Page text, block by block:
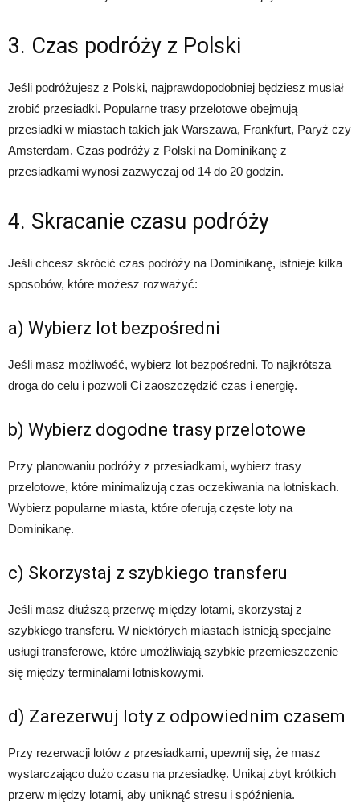
3. Czas podróży z Polski
Jeśli podróżujesz z Polski, najprawdopodobniej będziesz musiał
zrobić przesiadki. Popularne trasy przelotowe obejmują
przesiadki w miastach takich jak Warszawa, Frankfurt, Paryż czy
Amsterdam. Czas podróży z Polski na Dominikanę z
przesiadkami wynosi zazwyczaj od 14 do 20 godzin.
4. Skracanie czasu podróży
Jeśli chcesz skrócić czas podróży na Dominikanę, istnieje kilka
sposobów, które możesz rozważyć:
a) Wybierz lot bezpośredni
Jeśli masz możliwość, wybierz lot bezpośredni. To najkrótsza
droga do celu i pozwoli Ci zaoszczędzić czas i energię.
b) Wybierz dogodne trasy przelotowe
Przy planowaniu podróży z przesiadkami, wybierz trasy
przelotowe, które minimalizują czas oczekiwania na lotniskach.
Wybierz popularne miasta, które oferują częste loty na
Dominikanę.
c) Skorzystaj z szybkiego transferu
Jeśli masz dłuższą przerwę między lotami, skorzystaj z
szybkiego transferu. W niektórych miastach istnieją specjalne
usługi transferowe, które umożliwiają szybkie przemieszczenie
się między terminalami lotniskowymi.
d) Zarezerwuj loty z odpowiednim czasem
Przy rezerwacji lotów z przesiadkami, upewnij się, że masz
wystarczająco dużo czasu na przesiadkę. Unikaj zbyt krótkich
przerw między lotami, aby uniknąć stresu i spóźnienia.